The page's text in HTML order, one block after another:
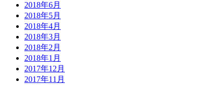
2018年6月
2018年5月
2018年4月
2018年3月
2018年2月
2018年1月
2017年12月
2017年11月